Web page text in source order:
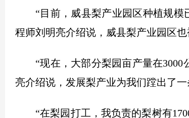
“目前，威县梨产业园区种植规
程师刘明亮介绍说，威县梨产业园区
“现在，大部分梨园亩产量在
亮介绍说，发展梨产业为我们蹚出了一
“在梨园打工，我负责的梨树有